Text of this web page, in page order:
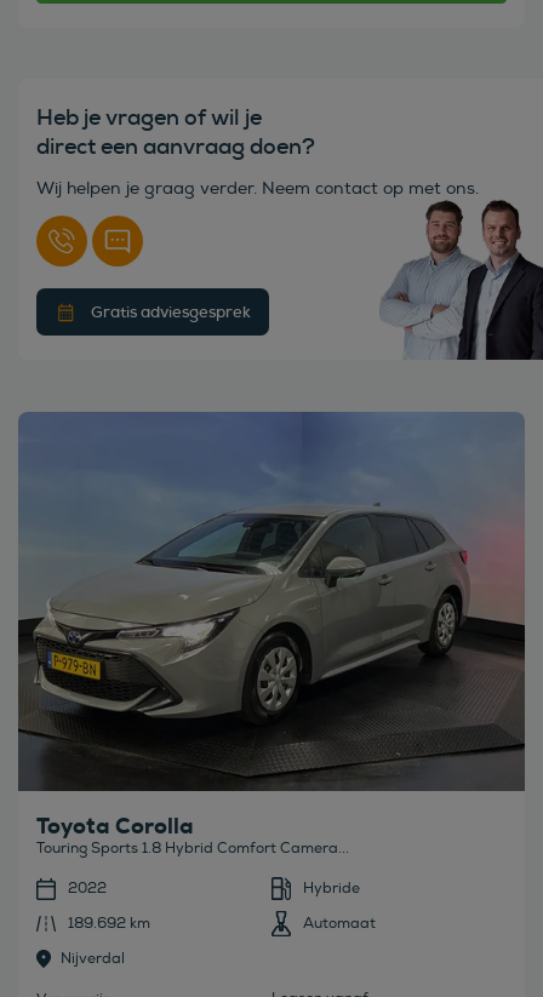
Heb je vragen of wil je
direct een aanvraag doen?
Wij helpen je graag verder. Neem contact op met ons.
Gratis adviesgesprek
Toyota Corolla
Touring Sports 1.8 Hybrid Comfort Camera...
2022
Hybride
189.692 km
Automaat
Nijverdal